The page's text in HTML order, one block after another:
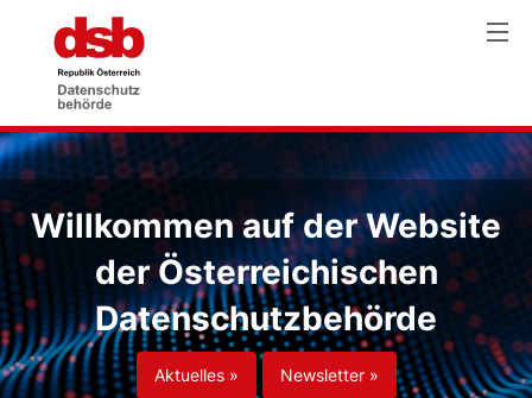
Willkommen auf der Website
der Österreichischen
Datenschutzbehörde
Aktuelles » Newsletter »